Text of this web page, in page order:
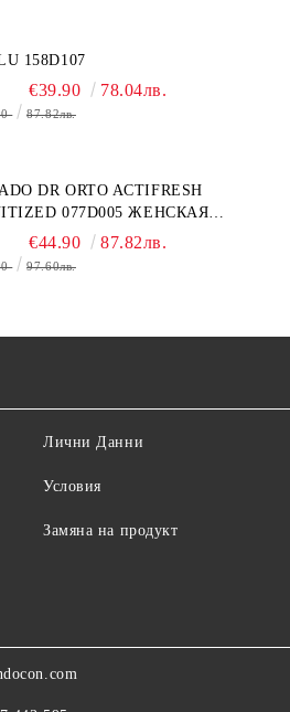
158D107
€39.90 78.04лв.
87.82лв.
DR ORTO ACTIFRESH
077D005 ЖЕНСКАЯ
€44.90 87.82лв.
97.60лв.
Лични Данни
Условия
Замяна на продукт